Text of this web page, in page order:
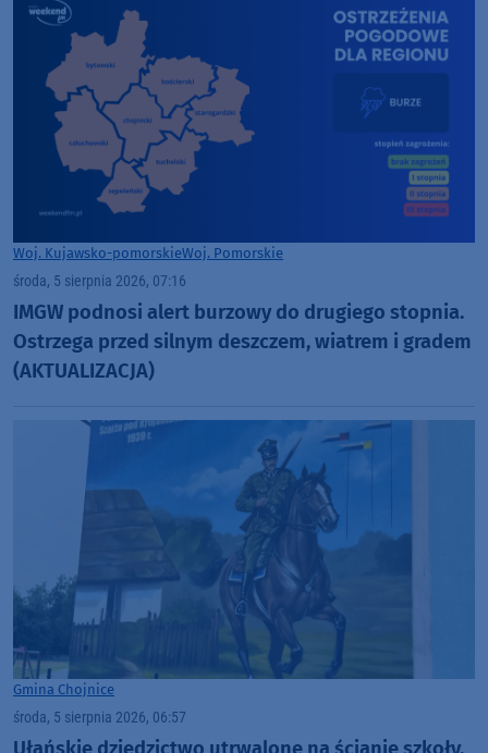
Woj. Kujawsko-pomorskieWoj. Pomorskie
środa, 5 sierpnia 2026, 07:16
IMGW podnosi alert burzowy do drugiego stopnia.
Ostrzega przed silnym deszczem, wiatrem i gradem
(AKTUALIZACJA)
Gmina Chojnice
środa, 5 sierpnia 2026, 06:57